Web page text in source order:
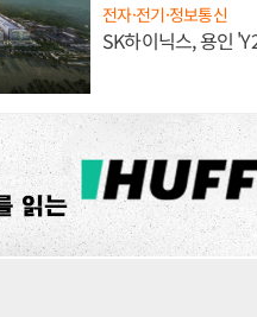
전자·전기·정보통신
SK하이닉스, 용인